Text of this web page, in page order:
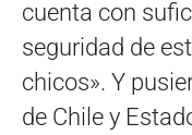
cuenta con
seguridad de
chicos». Y
de Chile y